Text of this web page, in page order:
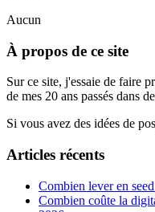
Aucun
À propos de ce site
Sur ce site, j'essaie de faire
de mes 20 ans passés dans
Si vous avez des idées de
Articles récents
Combien lever en
Combien coûte la